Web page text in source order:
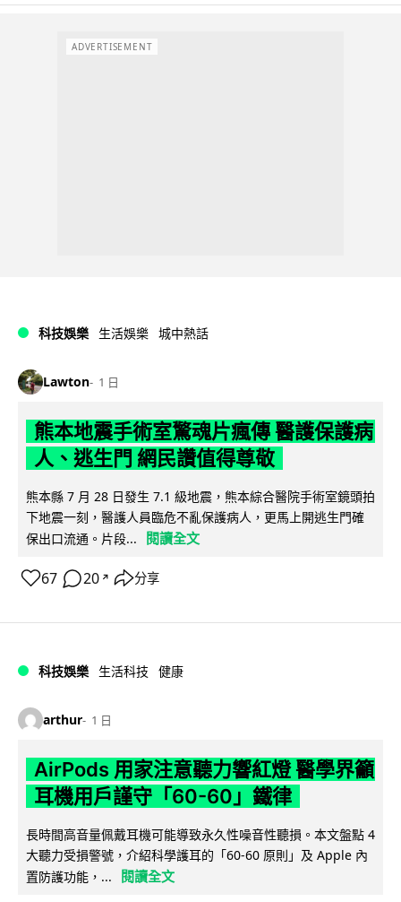
ADVERTISEMENT
科技娛樂 生活娛樂 城中熱話
Lawton 1 日
熊本地震手術室驚魂片瘋傳 醫護保護病
人、逃生門 網民讚值得尊敬
熊本縣 7 月 28 日發生 7.1 級地震，熊本綜合醫院手術室鏡頭拍
下地震一刻，醫護人員臨危不亂保護病人，更馬上開逃生門確
保出口流通。片段...
閱讀全文
67 20 ↗ 分享
科技娛樂 生活科技 健康
arthur 1 日
AirPods 用家注意聽力響紅燈 醫學界籲
耳機用戶謹守「60-60」鐵律
長時間高音量佩戴耳機可能導致永久性噪音性聽損。本文盤點 4
大聽力受損警號，介紹科學護耳的「60-60 原則」及 Apple 內
置防護功能，...
閱讀全文